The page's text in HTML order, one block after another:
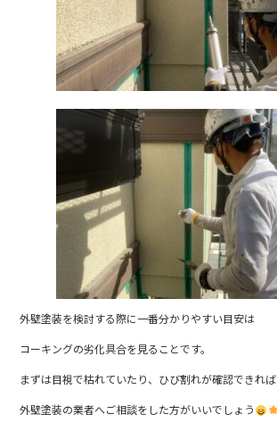
外壁塗装を検討する際に一番分かりやすい目安は
コーキングの劣化具合を見ることです。
まずは目視で枯れていたり、ひび割れが確認できれば
外壁塗装の業者へご相談をした方がいいでしょう